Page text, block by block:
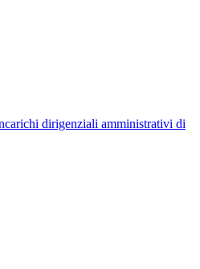
dirigenziali amministrativi di